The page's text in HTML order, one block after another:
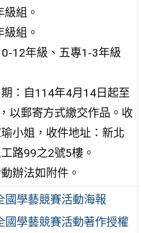
組。
組。
12年級、五專1-3年級
：自114年4月14日起至
以郵寄方式繳交作品。收
小姐，收件地址：新北
路99之2號5樓。
辦法如附件。
國學藝競賽活動海報
國學藝競賽活動著作授權